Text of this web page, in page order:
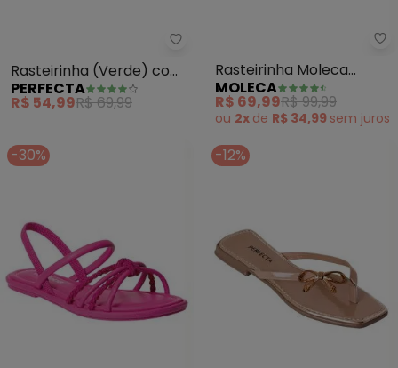
Perfecta - Rasteirinha (Verde)
Rasteirinha (Verde) com
Enfeite no Cabedal
PERFECTA
R$ 54,99R$ 69,99
Rasteirinha Moleca
(Preta) em Sintético
MOLECA
R$ 69,99R$ 99,99
ou 2x de R$ 34,99 sem juros
-30% -12%